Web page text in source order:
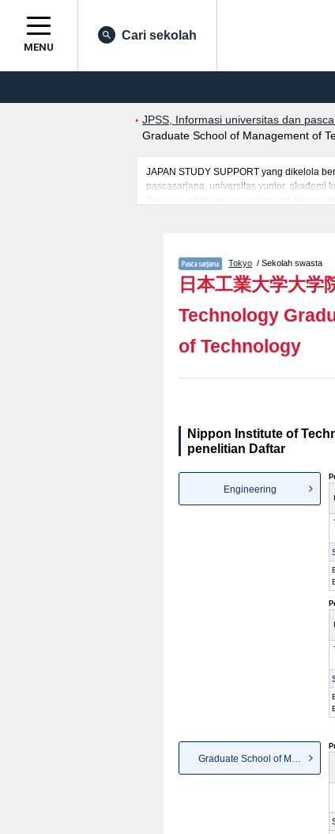
MENU
Cari sekolah
JPSS, Informasi universitas dan
Graduate School of Management of
JAPAN STUDY SUPPORT yang dikelola
pascasarjana, universitas yunior, akademi
Tersedia informasi rinci mengenai Nippon
Tokyo / Sekolah swasta
日本工業大学大学
Technology
of Technology
Nippon Institute of
penelitian Daftar
Engineering
Graduate School of Management...